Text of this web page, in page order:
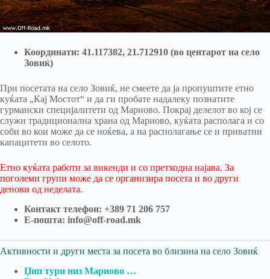
Координати: 41.117382, 21.712910 (во центарот на село
Зовиќ)
При посетата на село Зовиќ, не смеете да ја пропуштите етно
куќата „Кај Мостот“ и да ги пробате надалеку познатите
гурмански специјалитети од Мариово. Покрај делелот во кој се
служи традиционална храна од Мариово, куќата располага и со
соби во кои може да се ноќева, а на располагање се и приватни
капацитети во селото.
Етно куќата работи за викенди и со претходна најава. За
поголеми групи може да се организира посета и во други
денови од неделата.
Контакт телефон: +389 71 206 757
Е-пошта: info@off-road.mk
Активности и други места за посета во близина на село Зовиќ
Џип тури низ Мариово …